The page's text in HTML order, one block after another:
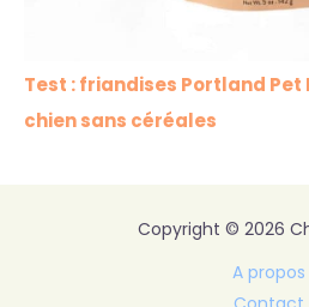
Test : friandises Portland Pet
chien sans céréales
Copyright © 2026
A propos